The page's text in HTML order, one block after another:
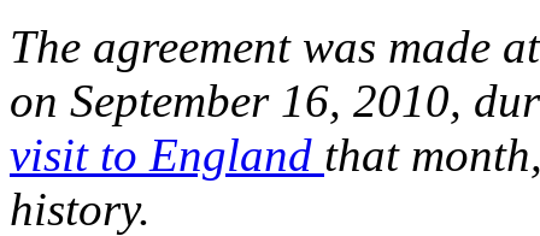
The agreement was made
on September 16, 2010,
visit to England that
history.